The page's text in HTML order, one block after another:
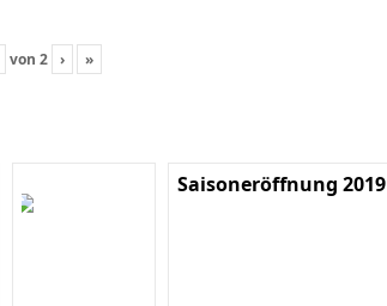
von 2 › »
Saisoneröffnung 2019